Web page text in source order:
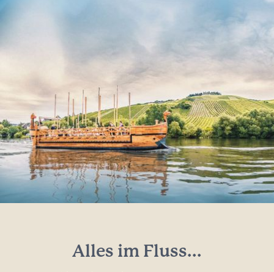
Alles im Fluss...